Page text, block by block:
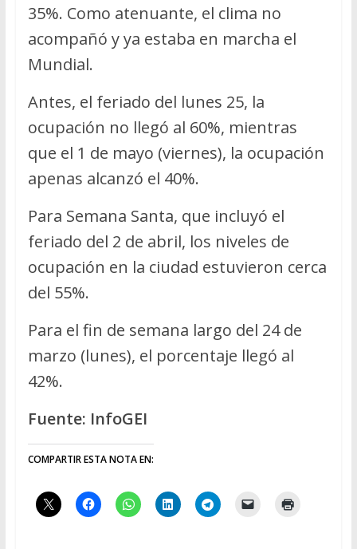
35%. Como atenuante, el clima no
acompañó y ya estaba en marcha el
Mundial.
Antes, el feriado del lunes 25, la
ocupación no llegó al 60%, mientras
que el 1 de mayo (viernes), la ocupación
apenas alcanzó el 40%.
Para Semana Santa, que incluyó el
feriado del 2 de abril, los niveles de
ocupación en la ciudad estuvieron cerca
del 55%.
Para el fin de semana largo del 24 de
marzo (lunes), el porcentaje llegó al
42%.
Fuente: InfoGEI
COMPARTIR ESTA NOTA EN: